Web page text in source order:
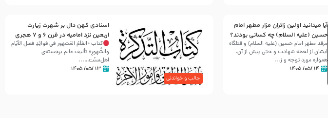
آیا میدانید اولین زائران مزار مطهر امام
حسین (علیه السلام) چه کسانی بودند؟
مرقد مطهر امام حسین (علیه السلام) و قتلگاه
ایشان از لحظه شهادت و حتی پیش از آن،
همواره مورد توجه و ز...
۱۴ /۰۵/ ۱۴۰۵
جالب و خواندنی
اسنادی کهن دال بر شهرت زیارت
اربعین نزد امامیه در قرن ۶ و ۷ هجری
کتاب «العَلَمُ المَشهور في فَوائِدِ فَضلِ الأيّامِ
وَالشُّهورِ» تألیف عالم برجسته‌ی
اهل‌سنّت…...
۱۳ /۰۵/ ۱۴۰۵